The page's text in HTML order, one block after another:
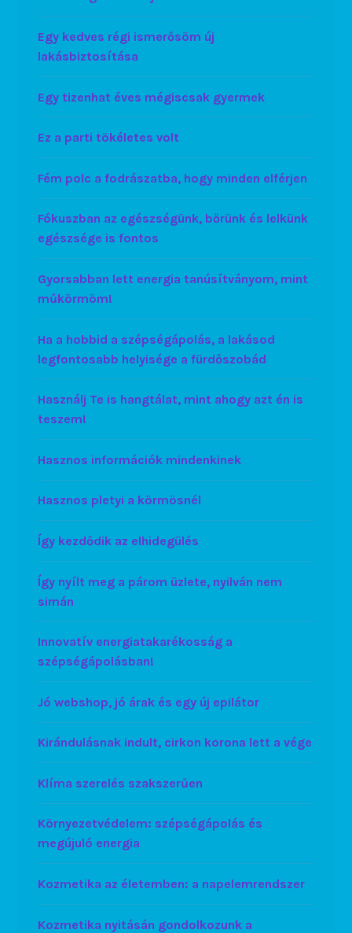
Egy kedves régi ismerősöm új
lakásbiztosítása
Egy tizenhat éves mégiscsak gyermek
Ez a parti tökéletes volt
Fém polc a fodrászatba, hogy minden elférjen
Fókuszban az egészségünk, bőrünk és lelkünk
egészsége is fontos
Gyorsabban lett energia tanúsítványom, mint
műkörmöm!
Ha a hobbid a szépségápolás, a lakásod
legfontosabb helyisége a fürdőszobád
Használj Te is hangtálat, mint ahogy azt én is
teszem!
Hasznos információk mindenkinek
Hasznos pletyi a körmösnél
Így kezdődik az elhidegülés
Így nyílt meg a párom üzlete, nyilván nem
simán
Innovatív energiatakarékosság a
szépségápolásban!
Jó webshop, jó árak és egy új epilátor
Kirándulásnak indult, cirkon korona lett a vége
Klíma szerelés szakszerűen
Környezetvédelem: szépségápolás és
megújuló energia
Kozmetika az életemben: a napelemrendszer
Kozmetika nyitásán gondolkozunk a